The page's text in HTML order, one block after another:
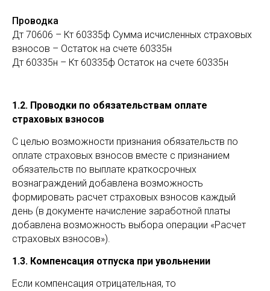
Проводка
Дт 70606 – Кт 60335ф Сумма исчисленных страховых
взносов – Остаток на счете 60335н
Дт 60335н – Кт 60335ф Остаток на счете 60335н
1.2. Проводки по обязательствам оплате
страховых взносов
С целью возможности признания обязательств по
оплате страховых взносов вместе с признанием
обязательств по выплате краткосрочных
вознаграждений добавлена возможность
формировать расчет страховых взносов каждый
день (в документе начисление заработной платы
добавлена возможность выбора операции «Расчет
страховых взносов»).
1.3. Компенсация отпуска при увольнении
Если компенсация отрицательная, то